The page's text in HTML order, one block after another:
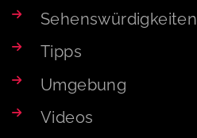
Sehenswürdigkeiten
Tipps
Umgebung
Videos